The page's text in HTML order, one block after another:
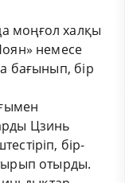
моңғол халқы
немесе
бағынып, бір
Цзинь
бір-
отырды.